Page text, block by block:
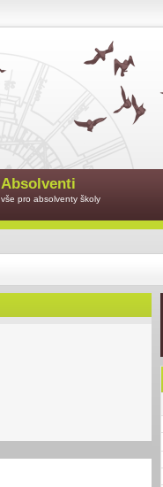
Absolventi
vše pro absolventy školy